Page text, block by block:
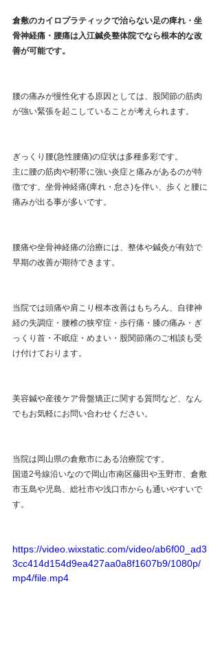
倉敷のカイロプラティックで治らない足の痺れ・坐
骨神経痛・腰痛は入江鍼灸整体院でなら根本的な改
善が可能です。
腰の痛みが慢性化する原因としては、股関節の筋肉
が強い緊張を起こしていることが考えられます。
ぎっくり腰(急性腰痛)の症状は多種多彩です。
主に腰の筋肉や靭帯に強い炎症と痛みがあるのが特
徴です。坐骨神経痛(痺れ・怠さ)を伴い、歩くと腰に
痛みが出る事が多いです。
腰痛や坐骨神経痛の治療には、整体や鍼灸が有効で
早期の改善が期待できます。
当院では頭痛や肩こり根本改善はもちろん、自律神
経の失調症・腰椎の狭窄症・歩行痛・膝の痛み・ぎ
っくり首・不眠症・めまい・股関節痛のご相談も受
け付けております。
美容鍼や産後ケア骨盤矯正に関する質問など、なん
でもお気軽にお問い合わせください。
当院は岡山県の倉敷市にある治療院です。
国道2号線沿いなので岡山市南区藤田や玉野市、倉敷
市玉島や児島、総社市や浅口市からも通いやすいで
す。
https://video.wixstatic.com/video/ab6f00_ad3
3cc414d154d9ea427aa0a8f1607b9/1080p/
mp4/file.mp4